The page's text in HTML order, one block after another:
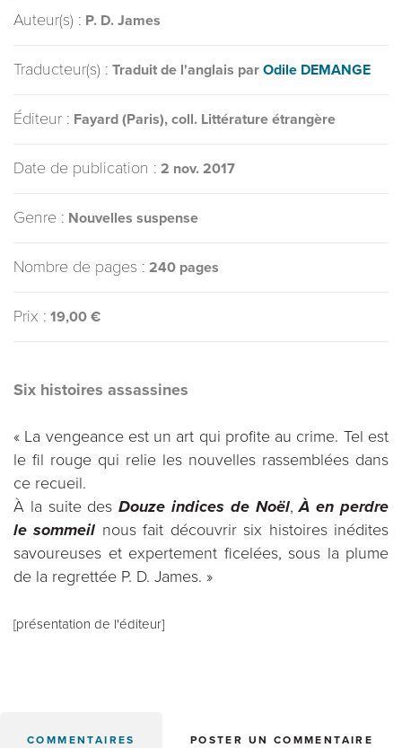
Auteur(s) : P. D. James
Traducteur(s) : Traduit de l'anglais par Odile DEMANGE
Éditeur : Fayard (Paris), coll. Littérature étrangère
Date de publication : 2 nov. 2017
Genre : Nouvelles suspense
Nombre de pages : 240 pages
Prix : 19,00 €
Six histoires assassines
« La vengeance est un art qui profite au crime. Tel est
le fil rouge qui relie les nouvelles rassemblées dans
ce recueil.
À la suite desDouze indices de Noël,À en perdre
le sommeil nous fait découvrir six histoires inédites
savoureuses et expertement ficelées, sous la plume
de la regrettée P. D. James. »
[présentation de l'éditeur]
COMMENTAIRES POSTER UN COMMENTAIRE